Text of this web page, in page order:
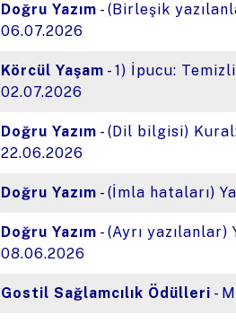
Doğru Yazım - (Birleşik
06.07.2026
Körcül Yaşam - 1) İpucu:
02.07.2026
Doğru Yazım - (Dil bilgisi)
22.06.2026
Doğru Yazım - (İmla hataları)
Doğru Yazım - (Ayrı yazılanlar)
08.06.2026
Gostil Sağlamcılık Ödülleri -